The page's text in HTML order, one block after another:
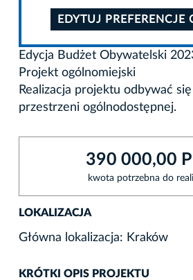
EDYTUJ PREFERENCJE
Edycja Budżet Obywatelski
Projekt ogólnomiejski
Realizacja projektu odbywać
przestrzeni ogólnodostępnej.
390 000,00
kwota potrzebna do
LOKALIZACJA
Główna lokalizacja: Kraków
KRÓTKI OPIS PROJEKTU